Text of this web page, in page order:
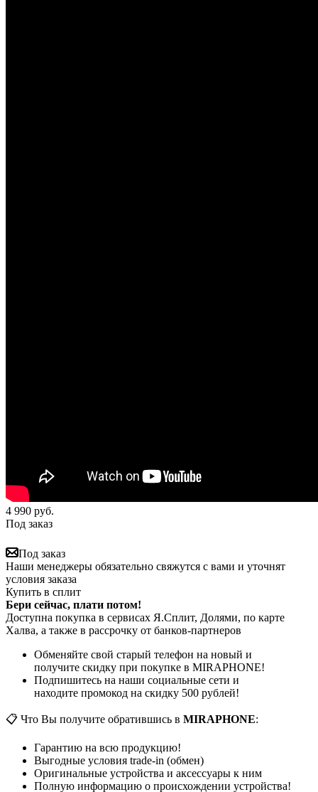
4 990 руб.
Под заказ
Под заказ
Наши менеджеры обязательно свяжутся с вами и уточнят
условия заказа
Купить в сплит
Бери сейчас, плати потом!
Доступна покупка в сервисах Я.Сплит, Долями, по карте
Халва, а также в рассрочку от банков-партнеров
Обменяйте свой старый телефон на новый и
получите скидку при покупке в MIRAPHONE!
Подпишитесь на наши социальные сети и
находите промокод на скидку 500 рублей!
📋 Что Вы получите обратившись в MIRAPHONE:
Гарантию на всю продукцию!
Выгодные условия trade-in (обмен)
Оригинальные устройства и аксессуары к ним
Полную информацию о происхождении устройства!